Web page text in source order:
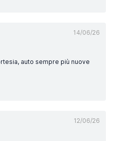
14/06/26
auto sempre più nuove
12/06/26